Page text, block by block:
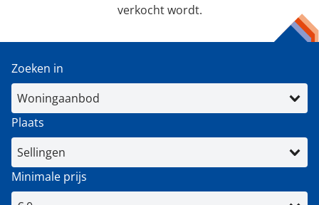
verkocht wordt.
Zoeken in
Plaats
Minimale prijs